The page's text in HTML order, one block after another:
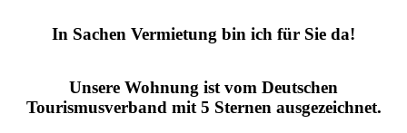
In Sachen Vermietung bin ich für Sie da!
Unsere Wohnung ist vom Deutschen
Tourismusverband mit 5 Sternen ausgezeichnet.